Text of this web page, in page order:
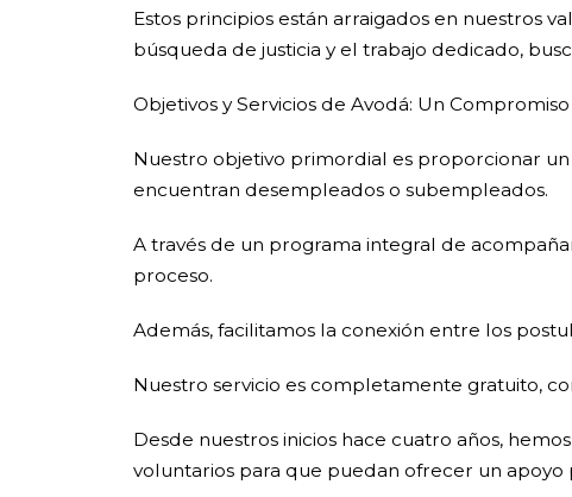
Estos principios están arraigados en nuestros
búsqueda de justicia y el trabajo dedicado,
Objetivos y Servicios de Avodá: Un
Nuestro objetivo primordial es proporcionar
encuentran desempleados o subempleados.
A través de un programa integral de
proceso.
Además, facilitamos la conexión entre los
Nuestro servicio es completamente gratuito,
Desde nuestros inicios hace cuatro años,
voluntarios para que puedan ofrecer un apoyo